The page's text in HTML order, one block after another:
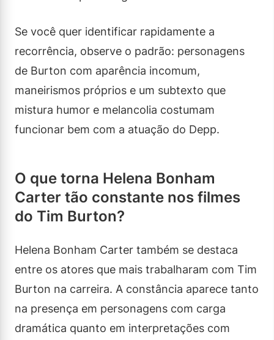
Se você quer identificar rapidamente a
recorrência, observe o padrão: personagens
de Burton com aparência incomum,
maneirismos próprios e um subtexto que
mistura humor e melancolia costumam
funcionar bem com a atuação do Depp.
O que torna Helena Bonham
Carter tão constante nos filmes
do Tim Burton?
Helena Bonham Carter também se destaca
entre os atores que mais trabalharam com Tim
Burton na carreira. A constância aparece tanto
na presença em personagens com carga
dramática quanto em interpretações com